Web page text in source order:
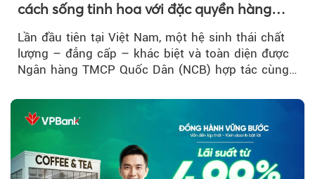
Theo
cách sống tinh hoa với đặc quyền hàng
Lần đầu tiên tại Việt Nam, một hệ sinh thái chất
lượng – đẳng cấp – khác biệt và toàn diện được
Ngân hàng TMCP Quốc Dân (NCB) hợp tác cùng